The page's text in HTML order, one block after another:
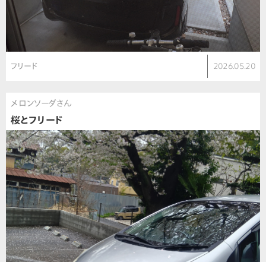
フリード 2026.05.20
メロンソーダさん
桜とフリード